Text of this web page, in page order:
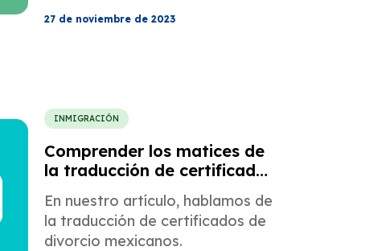
mexicanos.
27 de noviembre de 2023
INMIGRACIÓN
Comprender los matices de
la traducción de certificados
de divorcio mexicanos
En nuestro artículo, hablamos de
la traducción de certificados de
divorcio mexicanos.